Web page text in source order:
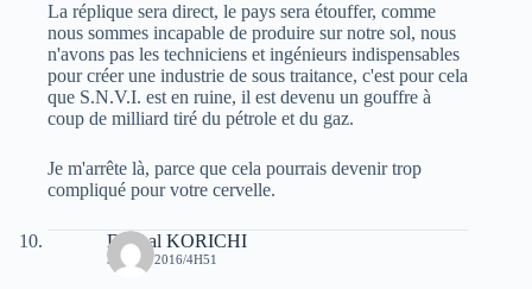
La réplique sera direct, le pays sera étouffer, comme
nous sommes incapable de produire sur notre sol, nous
n'avons pas les techniciens et ingénieurs indispensables
pour créer une industrie de sous traitance, c'est pour cela
que S.N.V.I. est en ruine, il est devenu un gouffre à
coup de milliard tiré du pétrole et du gaz.
Je m'arrête là, parce que cela pourrais devenir trop
compliqué pour votre cervelle.
Djamal KORICHI
31 MAI 2016/4H51